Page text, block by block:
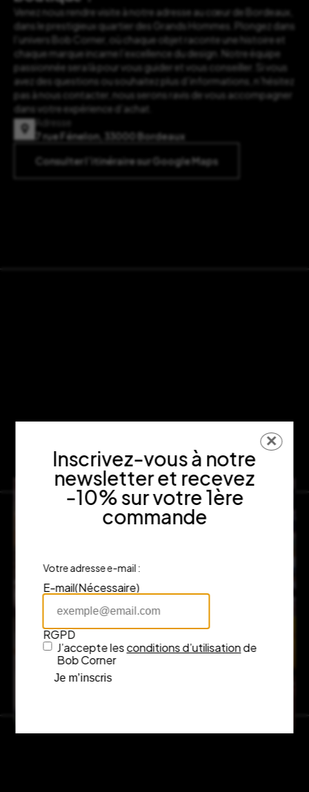
Venez nous rendre visite à notre adresse au cœur de Bordeaux,
dans le prestigieux quartier des Grands Hommes. Plongez dans
l’univers Bob Corner, où chaque objet raconte une histoire et
chaque marque incarne l’excellence du design. Notre équipe
passionnée sera là pour vous guider et vous conseiller. Si vous
avez des questions ou souhaitez plus d’informations, n’hésitez
pas à nous contacter, nous serons ravis de vous accompagner
dans votre expérience d’achat.
Adresse
7 rue Fénelon, 33000 Bordeaux
Consulter l’itinéraire sur Google Maps
Inscrivez-vous à notre
newsletter et recevez
-10% sur votre 1ère
commande
Votre adresse e-mail :
E-mail(Nécessaire)
RGPD
J’accepte lesconditions d’utilisationde
Bob Corner
Je m’inscris
✕